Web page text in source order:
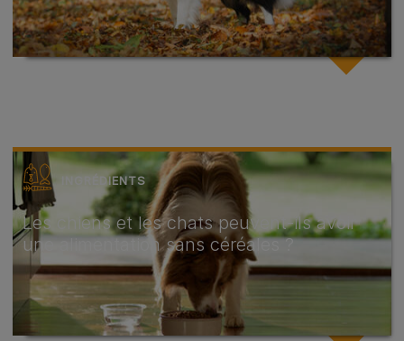
INGRÉDIENTS
Les chiens et les chats peuvent-ils avoir
une alimentation sans céréales ?